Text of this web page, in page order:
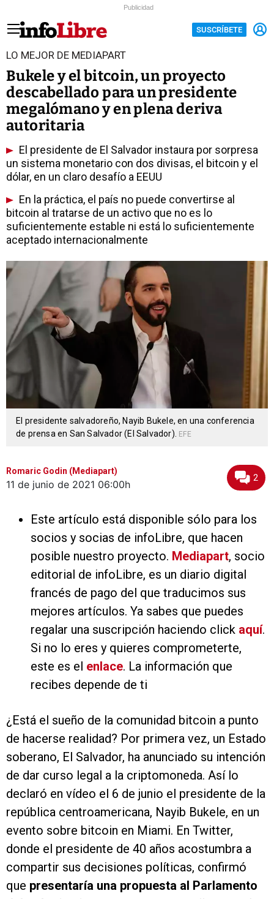
Publicidad
SUSCRÍBETE
LO MEJOR DE MEDIAPART
Bukele y el bitcoin, un proyecto
descabellado para un presidente
megalómano y en plena deriva
autoritaria
El presidente de El Salvador instaura por sorpresa
un sistema monetario con dos divisas, el bitcoin y el
dólar, en un claro desafío a EEUU
En la práctica, el país no puede convertirse al
bitcoin al tratarse de un activo que no es lo
suficientemente estable ni está lo suficientemente
aceptado internacionalmente
El presidente salvadoreño, Nayib Bukele, en una conferencia
de prensa en San Salvador (El Salvador).
EFE
Romaric Godin (Mediapart)
11 de junio de 2021 06:00h
2
Este artículo está disponible sólo para los
socios y socias de infoLibre, que hacen
posible nuestro proyecto. Mediapart, socio
editorial de infoLibre, es un diario digital
francés de pago del que traducimos sus
mejores artículos. Ya sabes que puedes
regalar una suscripción haciendo click aquí.
Si no lo eres y quieres comprometerte,
este es el enlace. La información que
recibes depende de ti
¿Está el sueño de la comunidad bitcoin a punto
de hacerse realidad? Por primera vez, un Estado
soberano, El Salvador, ha anunciado su intención
de dar curso legal a la criptomoneda. Así lo
declaró en vídeo el 6 de junio el presidente de la
república centroamericana, Nayib Bukele, en un
evento sobre bitcoin en Miami. En Twitter,
donde el presidente de 40 años acostumbra a
compartir sus decisiones políticas, confirmó
que presentaría una propuesta al Parlamento